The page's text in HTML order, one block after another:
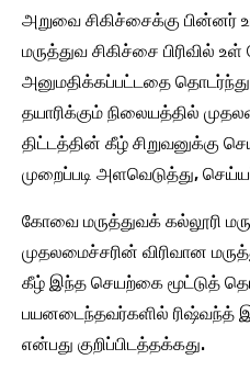
அறுவை சிகிச்சைக்கு பின்னர்
மருத்துவ சிகிச்சை பிரிவில்
அனுமதிக்கப்பட்டதை
தயாரிக்கும் நிலையத்தில்
திட்டத்தின் கீழ் சிறுவனுக்கு
முறைப்படி அளவெடுத்து,
கோவை மருத்துவக் கல்லூரி
முதலமைச்சரின் விரிவான
கீழ் இந்த செயற்கை மூட்டுத்
பயனடைந்தவர்களில் ரிஷ்வந்த்
என்பது குறிப்பிடத்தக்கது.